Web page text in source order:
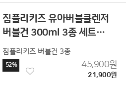
짐플리키즈 유아버블클렌저
버블건 300ml 3종 세트
(소다+딸기+포도)
짐플리키즈 버블건 3종
52% 45,900원
21,900원